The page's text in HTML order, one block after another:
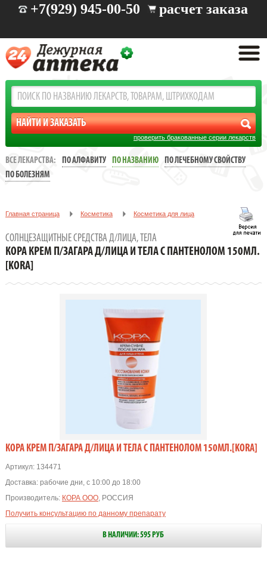
+7(929) 945-00-50 расчет заказа
проверить бракованные серии лекарств
ВСЕ ЛЕКАРСТВА: ПО АЛФАВИТУ ПО НАЗВАНИЮ
ПО ЛЕЧЕБНОМУ СВОЙСТВУ
ПО БОЛЕЗНЯМ
Главная страница Косметика Косметика для лица
КОРА КРЕМ П/ЗАГАРА Д/ЛИЦА И ТЕЛА С ПАНТЕНОЛОМ 150МЛ.
СОЛНЦЕЗАЩИТНЫЕ СРЕДСТВА Д/ЛИЦА, ТЕЛА
КОРА КРЕМ П/ЗАГАРА Д/ЛИЦА И ТЕЛА С ПАНТЕНОЛОМ 150МЛ.
[KORA]
КОРА КРЕМ П/ЗАГАРА Д/ЛИЦА И ТЕЛА С ПАНТЕНОЛОМ 150МЛ.[KORA]
Артикул:134471
Доставка: рабочие дни, с 10:00 до 18:00
Производитель: КОРА ООО, РОССИЯ
Получить консультацию по данному препарату
В НАЛИЧИИ: 595 РУБ